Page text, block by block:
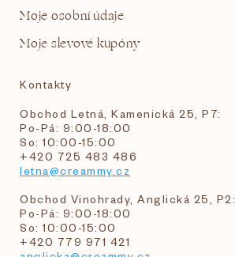
Moje osobní údaje
Moje slevové kupóny
Kontakty
Obchod Letná, Kamenická 25, P7:
Po-Pá: 9:00-18:00
So: 10:00-15:00
+420 725 483 486
letna@creammy.cz
Obchod Vinohrady, Anglická 25, P2:
Po-Pá: 9:00-18:00
So: 10:00-15:00
+420 779 971 421